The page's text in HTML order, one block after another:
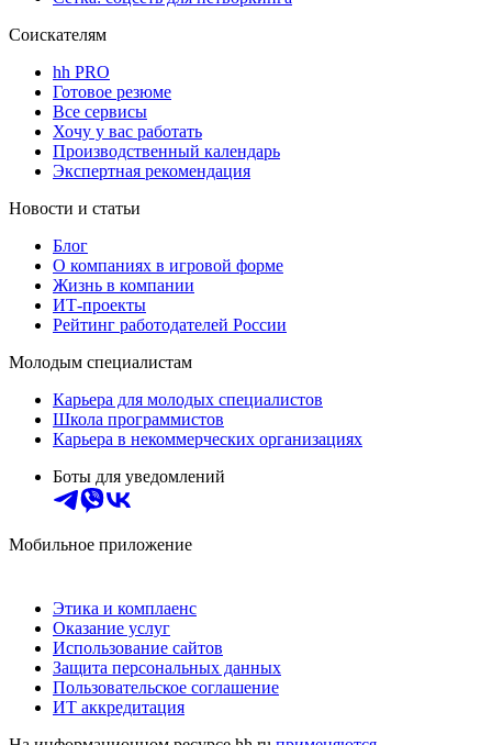
Соискателям
hh PRO
Готовое резюме
Все сервисы
Хочу у вас работать
Производственный календарь
Экспертная рекомендация
Новости и статьи
Блог
О компаниях в игровой форме
Жизнь в компании
ИТ-проекты
Рейтинг работодателей России
Молодым специалистам
Карьера для молодых специалистов
Школа программистов
Карьера в некоммерческих организациях
Боты для уведомлений
Мобильное приложение
Этика и комплаенс
Оказание услуг
Использование сайтов
Защита персональных данных
Пользовательское соглашение
ИТ аккредитация